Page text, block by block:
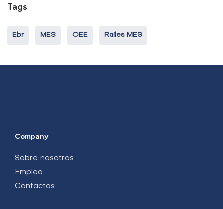
Tags
Ebr MES OEE Railes MES
Company
Sobre nosotros
Empleo
Contactos